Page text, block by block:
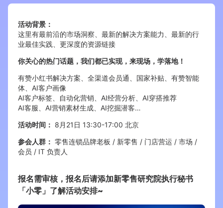
有赞云 数据通服务
活动背景：
这里有最前沿的市场洞察、最新的解决方案能力、最新的行
业最佳实践、更深度的资源链接
你关心的热门话题，我们都已实现，来现场，学落地！
有赞小红书解决方案、全渠道会员通、国家补贴、有赞智能
体、AI客户画像
AI客户标签、自动化营销、AI经营分析、AI穿搭推荐
AI客服、AI营销素材生成、AI挖掘潜客…
活动时间： 8月21日 13:30-17:00 北京
参会人群： 零售连锁品牌老板 / 新零售 / 门店营运 / 市场 /
会员 / IT 负责人
报名需审核，报名后请添加新零售研究院执行秘书
「小零」了解活动安排~